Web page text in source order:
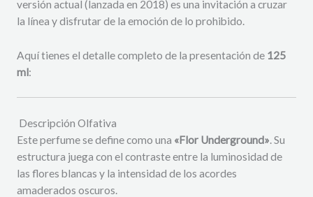
versión actual (lanzada en 2018) es una invitación a cruzar
la línea y disfrutar de la emoción de lo prohibido.
Aquí tienes el detalle completo de la presentación de 125
ml:
Descripción Olfativa
Este perfume se define como una «Flor Underground». Su
estructura juega con el contraste entre la luminosidad de
las flores blancas y la intensidad de los acordes
amaderados oscuros.